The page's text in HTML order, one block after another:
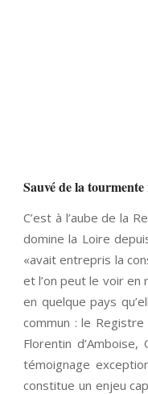
Sauvé de la
C’est à l’aube de la
domine la Loire
«avait entrepris la
et l’on peut le voir
en quelque pays
commun : le
Florentin
témoignage
constitue un enjeu